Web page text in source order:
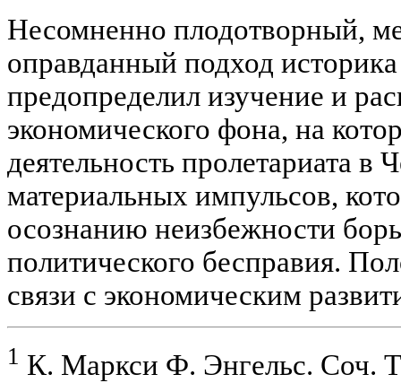
Несомненно плодотворный,
оправданный подход
предопределил изучение и
экономического фона, на
деятельность пролетариата в
материальных импульсов,
осознанию неизбежности
политического бесправия.
связи с экономическим
1 К. Маркси Ф. Энгельс. Соч.